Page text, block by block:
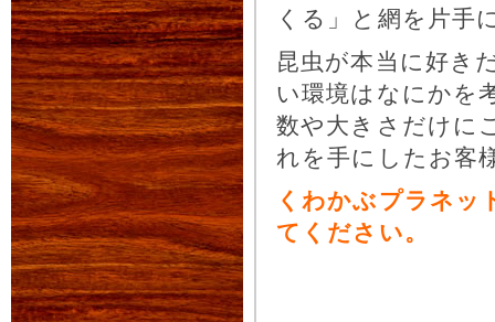
くる」と網を片手
昆虫が本当に好き
い環境はなにかを
数や大きさだけに
れを手にしたお客
くわかぶプラネッ
てください。